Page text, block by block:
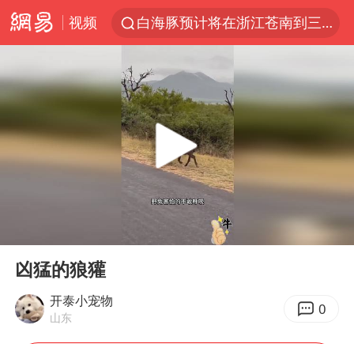
视频
白海豚预计将在浙江苍南到三门一带登陆
2026年7月份居民消费价格同比上涨0.5%
伯克希尔净买入约200亿美元股票
“伊斯兰版北约”出现
武契奇会见泽连斯基有何意图
台铃电动车仅骑一年就断电趴窝
Play
00:54
凶猛的狼獾
开泰小宠物
山东 0